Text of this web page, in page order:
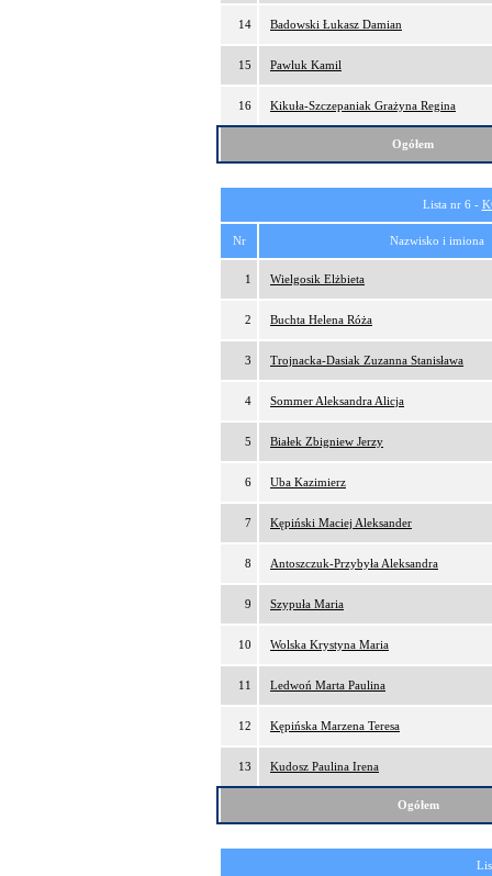
14 Badowski Łukasz Damian
15 Pawluk Kamil
16 Kikuła-Szczepaniak Grażyna Regina
Ogółem
Lista nr 6 -
Nr Nazwisko i imiona
1 Wielgosik Elżbieta
2 Buchta Helena Róża
3 Trojnacka-Dasiak Zuzanna Stanisława
4 Sommer Aleksandra Alicja
5 Białek Zbigniew Jerzy
6 Uba Kazimierz
7 Kępiński Maciej Aleksander
8 Antoszczuk-Przybyła Aleksandra
9 Szypuła Maria
10 Wolska Krystyna Maria
11 Ledwoń Marta Paulina
12 Kępińska Marzena Teresa
13 Kudosz Paulina Irena
Ogółem